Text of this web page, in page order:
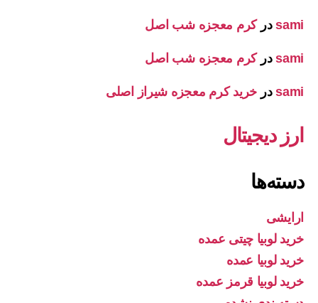
samiدرکرم معجزه شب اصل
samiدرکرم معجزه شب اصل
samiدر خرید کرم معجزه شیراز اصلی
ارز دیجیتال
دسته‌ها
ارایشی
خرید لوبیا چیتی عمده
خرید لوبیا عمده
خرید لوبیا قرمز عمده